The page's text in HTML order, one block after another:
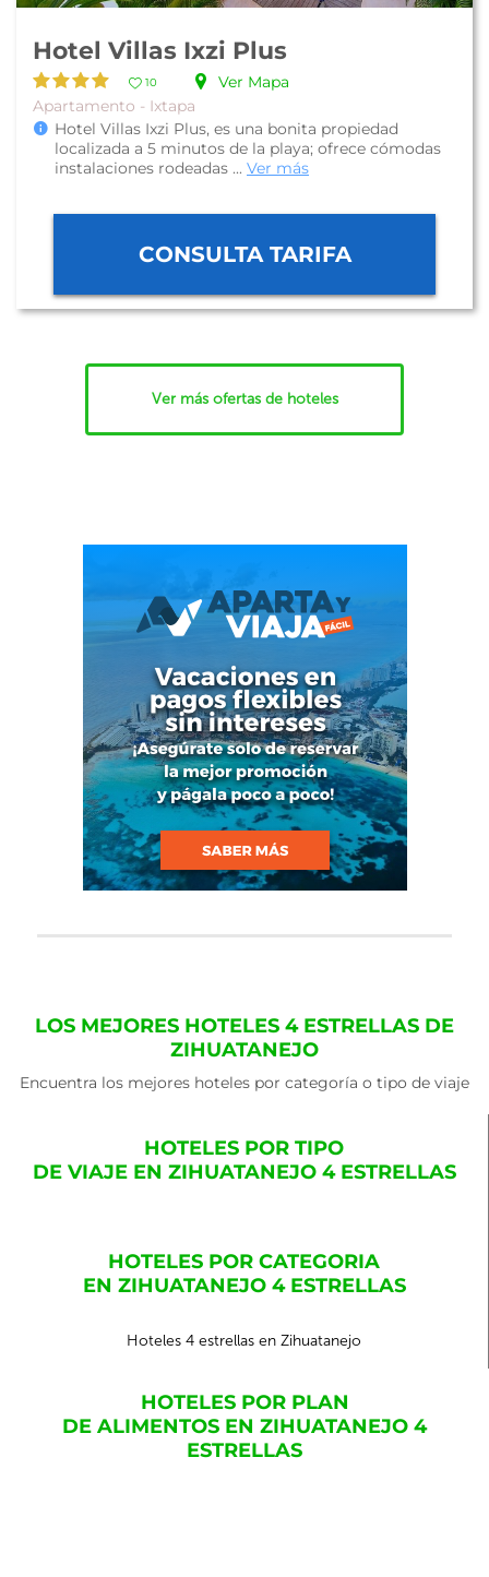
Hotel Villas Ixzi Plus
10
Ver Mapa
Apartamento - Ixtapa
Hotel Villas Ixzi Plus, es una bonita propiedad
localizada a 5 minutos de la playa; ofrece cómodas
instalaciones rodeadas ... Ver más
CONSULTA TARIFA
Ver más ofertas de hoteles
LOS MEJORES HOTELES 4 ESTRELLAS DE
ZIHUATANEJO
Encuentra los mejores hoteles por categoría o tipo de viaje
HOTELES POR TIPO
DE VIAJE EN ZIHUATANEJO 4 ESTRELLAS
HOTELES POR CATEGORIA
EN ZIHUATANEJO 4 ESTRELLAS
Hoteles 4 estrellas en Zihuatanejo
HOTELES POR PLAN
DE ALIMENTOS EN ZIHUATANEJO 4
ESTRELLAS